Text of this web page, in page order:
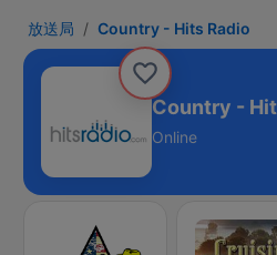
放送局 Country - Hits Radio
Country -
Online